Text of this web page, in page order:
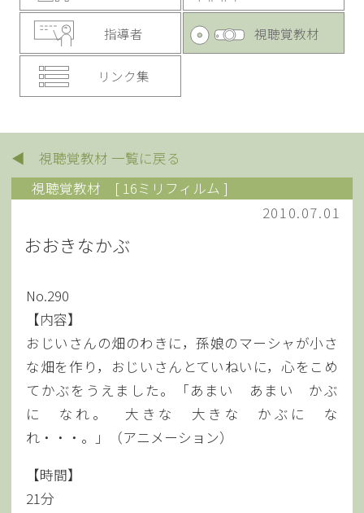
指導者 視聴覚教材
リンク集
◀ 視聴覚教材 一覧に戻る
視聴覚教材
[ 16ミリフィルム ]
2010.07.01
おおきなかぶ
No.290
【内容】
おじいさんの畑のわきに，孫娘のマーシャが小さ
な畑を作り，おじいさんとていねいに，心をこめ
てかぶをうえました。「あまい あまい かぶ
に なれ。 大きな 大きな かぶに な
れ・・・。」（アニメーション）
【時間】
21分